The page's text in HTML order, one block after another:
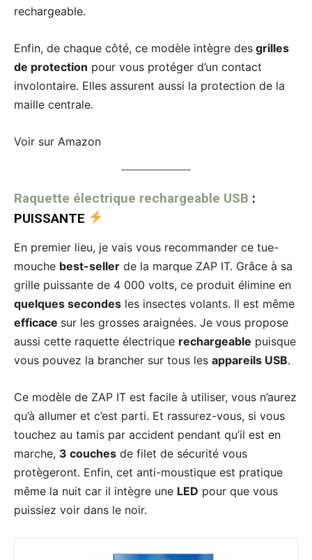
rechargeable.
Enfin, de chaque côté, ce modèle intègre des grilles
de protection pour vous protéger d’un contact
involontaire. Elles assurent aussi la protection de la
maille centrale.
Voir sur Amazon
Raquette électrique rechargeable USB :
PUISSANTE
En premier lieu, je vais vous recommander ce tue-
mouche best-seller de la marque ZAP IT. Grâce à sa
grille puissante de 4 000 volts, ce produit élimine en
quelques secondes les insectes volants. Il est même
efficace sur les grosses araignées. Je vous propose
aussi cette raquette électrique rechargeable puisque
vous pouvez la brancher sur tous les appareils USB.
Ce modèle de ZAP IT est facile à utiliser, vous n’aurez
qu’à allumer et c’est parti. Et rassurez-vous, si vous
touchez au tamis par accident pendant qu’il est en
marche, 3 couches de filet de sécurité vous
protègeront. Enfin, cet anti-moustique est pratique
même la nuit car il intègre une LED pour que vous
puissiez voir dans le noir.